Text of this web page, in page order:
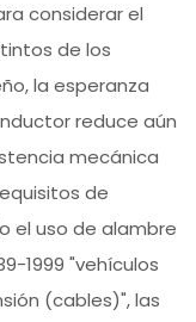
considerar el
de los
la esperanza
reduce aún
mecánica
de
el uso de alambre
1999 "vehículos
(cables)", las